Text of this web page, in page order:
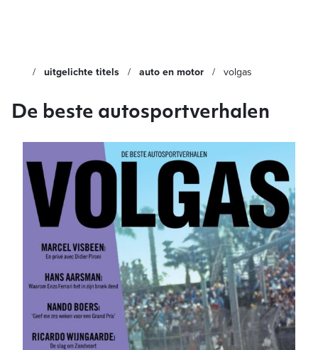
uitgelichte titels auto en motor volgas
De beste autosportverhalen